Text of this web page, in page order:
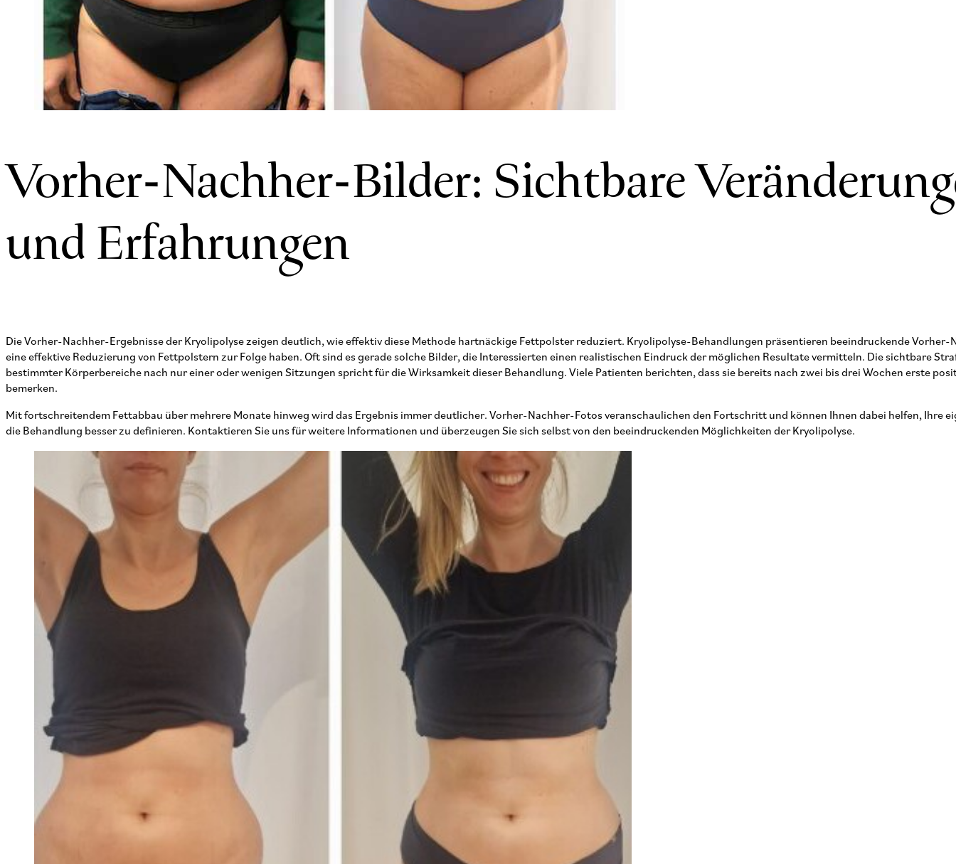
Vorher-Nachher-Bilder: Sichtbare
und Erfahrungen
Die Vorher-Nachher-Ergebnisse der Kryolipolyse zeigen deutlich, wie effektiv diese Methode hartnäckige Fettpolster reduziert. Kryolipolyse-Behandlungen präsentieren beeindruckende Vorher-
eine effektive Reduzierung von Fettpolstern zur Folge haben. Oft sind es gerade solche Bilder, die Interessierten einen realistischen Eindruck der möglichen Resultate vermitteln. Die sichtbare
bestimmter Körperbereiche nach nur einer oder wenigen Sitzungen spricht für die Wirksamkeit dieser Behandlung. Viele Patienten berichten, dass sie bereits nach zwei bis drei Wochen erste
bemerken.
Mit fortschreitendem Fettabbau über mehrere Monate hinweg wird das Ergebnis immer deutlicher. Vorher-Nachher-Fotos veranschaulichen den Fortschritt und können Ihnen dabei helfen, Ihre
die Behandlung besser zu definieren. Kontaktieren Sie uns für weitere Informationen und überzeugen Sie sich selbst von den beeindruckenden Möglichkeiten der Kryolipolyse.